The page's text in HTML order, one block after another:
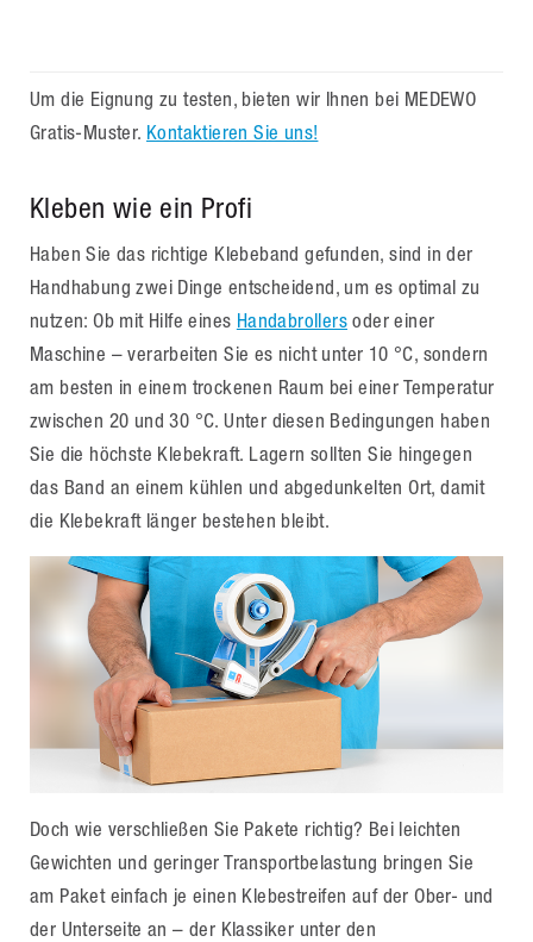
Um die Eignung zu testen, bieten wir Ihnen bei MEDEWO
Gratis-Muster. Kontaktieren Sie uns!
Kleben wie ein Profi
Haben Sie das richtige Klebeband gefunden, sind in der
Handhabung zwei Dinge entscheidend, um es optimal zu
nutzen: Ob mit Hilfe eines Handabrollers oder einer
Maschine – verarbeiten Sie es nicht unter 10 °C, sondern
am besten in einem trockenen Raum bei einer Temperatur
zwischen 20 und 30 °C. Unter diesen Bedingungen haben
Sie die höchste Klebekraft. Lagern sollten Sie hingegen
das Band an einem kühlen und abgedunkelten Ort, damit
die Klebekraft länger bestehen bleibt.
Doch wie verschließen Sie Pakete richtig? Bei leichten
Gewichten und geringer Transportbelastung bringen Sie
am Paket einfach je einen Klebestreifen auf der Ober- und
der Unterseite an – der Klassiker unter den